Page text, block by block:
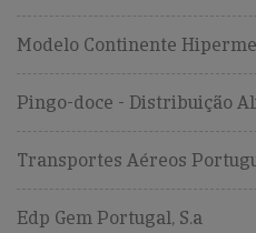
Modelo Continente
Pingo-doce - Distribuição
Transportes Aéreos
Edp Gem Portugal, S.a